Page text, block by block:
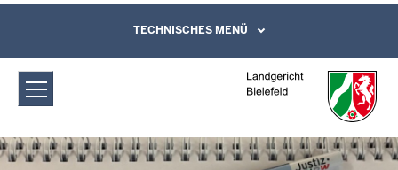
Landgericht Bielefeld: Sitzungstermine
Direkt zum Inhalt
Leichte Sprache, Gebärdensprachenvideo
und Kontaktformular
TECHNISCHES MENÜ